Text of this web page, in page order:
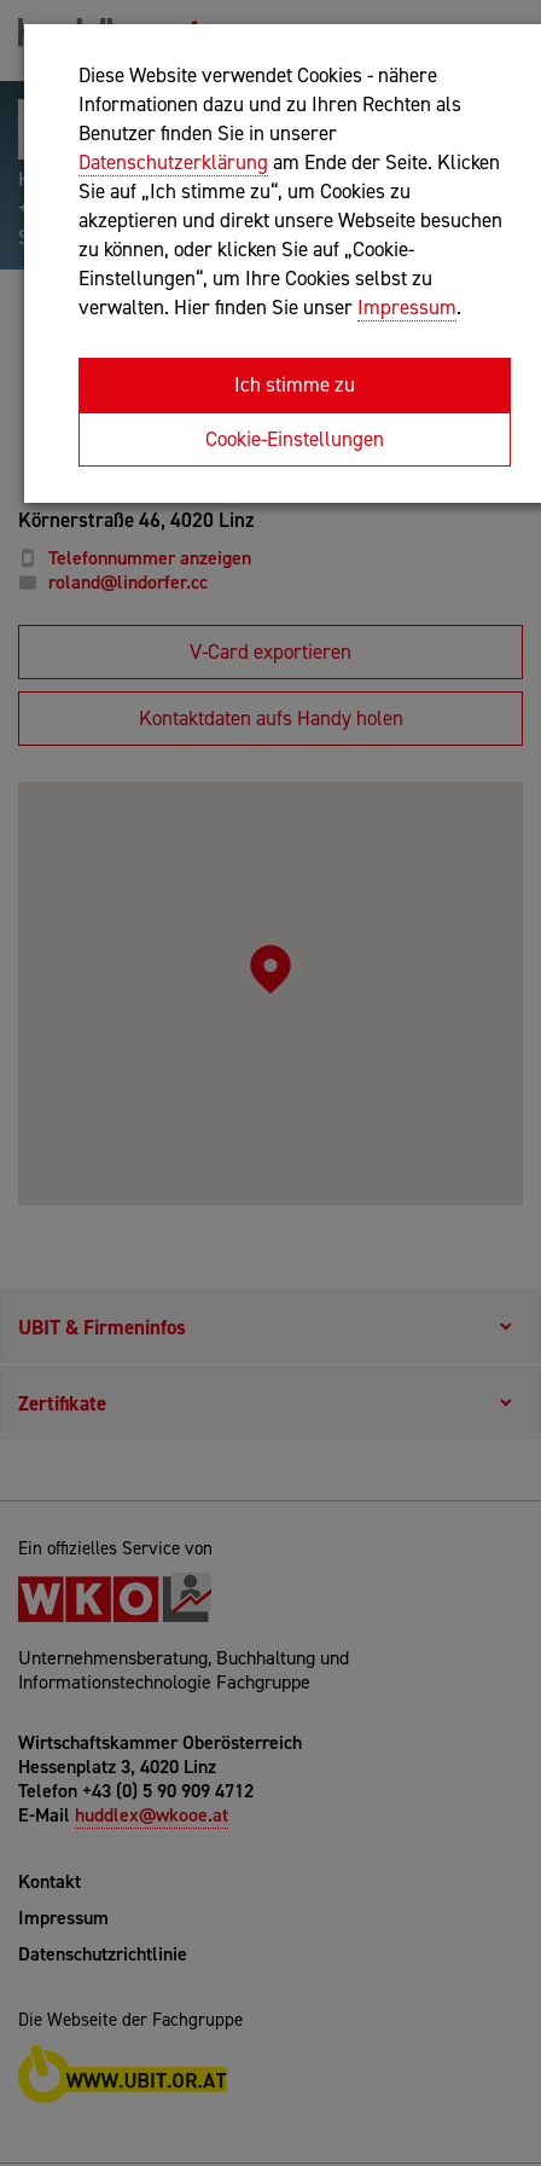
Diese Website verwendet Cookies - nähere
Informationen dazu und zu Ihren Rechten als
Benutzer finden Sie in unserer
Datenschutzerklärung am Ende der Seite. Klicken
Sie auf „Ich stimme zu“, um Cookies zu
akzeptieren und direkt unsere Webseite besuchen
zu können, oder klicken Sie auf „Cookie-
Einstellungen“, um Ihre Cookies selbst zu
verwalten. Hier finden Sie unser Impressum.
Ich stimme zu
Cookie-Einstellungen
Hilfreiche Suchparameter: Begriff einschließen:
+webshop, Begriff ausschließen: -webshop, Exakter
Suchbegriff: "internet of things"
ROLAND LINDORFER
IT-Dienstleistung
Anfrage oder Rückruf
Körnerstraße 46, 4020 Linz
Telefonnummer anzeigen
roland@lindorfer.cc
V-Card exportieren
Kontaktdaten aufs Handy holen
UBIT & Firmeninfos
Zertifikate
Ein offizielles Service von
Unternehmensberatung, Buchhaltung und
Informationstechnologie Fachgruppe
Wirtschaftskammer Oberösterreich
Hessenplatz 3, 4020 Linz
Telefon +43 (0) 5 90 909 4712
E-Mail huddlex@wkooe.at
Kontakt
Impressum
Datenschutzrichtlinie
Die Webseite der Fachgruppe